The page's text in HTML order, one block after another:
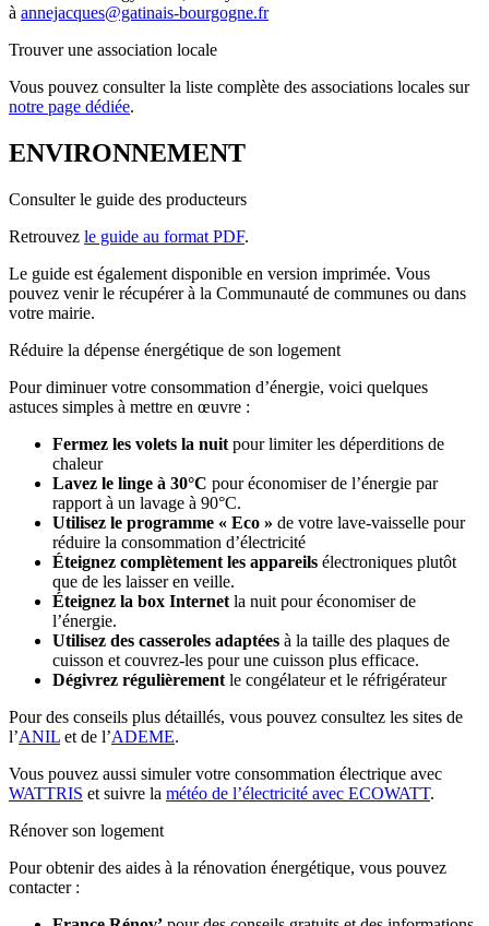
à annejacques@gatinais-bourgogne.fr
Trouver une association locale
Vous pouvez consulter la liste complète des associations locales sur
notre page dédiée.
ENVIRONNEMENT
Consulter le guide des producteurs
Retrouvez le guide au format PDF.
Le guide est également disponible en version imprimée. Vous
pouvez venir le récupérer à la Communauté de communes ou dans
votre mairie.
Réduire la dépense énergétique de son logement
Pour diminuer votre consommation d’énergie, voici quelques
astuces simples à mettre en œuvre :
Fermez les volets la nuit pour limiter les déperditions de
chaleur
Lavez le linge à 30°C pour économiser de l’énergie par
rapport à un lavage à 90°C.
Utilisez le programme « Eco » de votre lave-vaisselle pour
réduire la consommation d’électricité
Éteignez complètement les appareils électroniques plutôt
que de les laisser en veille.
Éteignez la box Internet la nuit pour économiser de
l’énergie.
Utilisez des casseroles adaptées à la taille des plaques de
cuisson et couvrez-les pour une cuisson plus efficace.
Dégivrez régulièrement le congélateur et le réfrigérateur
Pour des conseils plus détaillés, vous pouvez consultez les sites de
l’ANIL et de l’ADEME.
Vous pouvez aussi simuler votre consommation électrique avec
WATTRIS et suivre la météo de l’électricité avec ECOWATT.
Rénover son logement
Pour obtenir des aides à la rénovation énergétique, vous pouvez
contacter :